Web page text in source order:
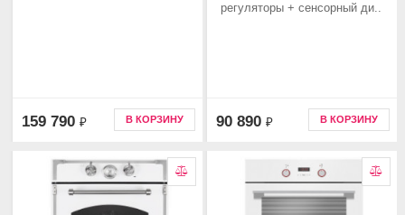
159 790 ₽ В КОРЗИНУ
регуляторы + сенсорный ди..
90 890 ₽ В КОРЗИНУ